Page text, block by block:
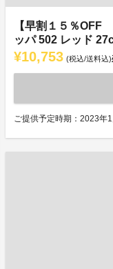
【早割１５％
ッパ 502 レッド
¥10,753 (税込/送料込)
ご提供予定時期：2023年